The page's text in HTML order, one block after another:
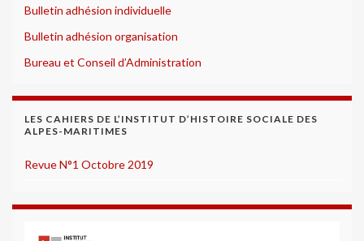
Bulletin adhésion individuelle
Bulletin adhésion organisation
Bureau et Conseil d’Administration
LES CAHIERS DE L’INSTITUT D’HISTOIRE SOCIALE DES
ALPES-MARITIMES
Revue N°1 Octobre 2019